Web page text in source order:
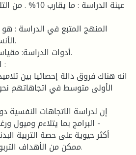
انه هناك فروق دالة إحصائيا بين
الأولى متوسط في اتجاهاتهم
البرامج بما يتلاءم وميول
أكثر حيوية على حصة التربية
ممكن من الأهداف